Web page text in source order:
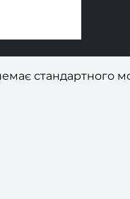
стандартного